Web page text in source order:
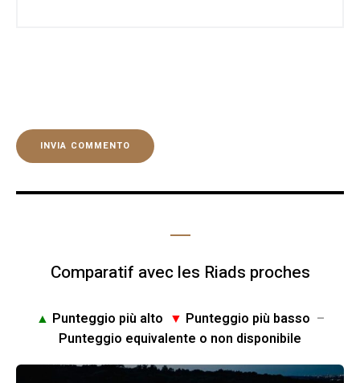
Comparatif avec les Riads proches
▲ Punteggio più alto ▼ Punteggio più basso –
Punteggio equivalente o non disponibile